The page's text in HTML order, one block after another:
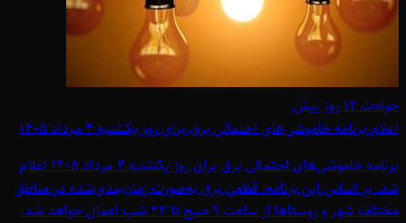
حوادث۱۲ روز پیش
اعلام برنامه خاموشی‌های احتمالی برق برای روز یکشنبه 4 مرداد 1405
برنامه خاموشی‌های احتمالی برق برای روز یکشنبه 4 مرداد 1405 اعلام
شد. بر اساس این برنامه، قطعی برق به‌صورت زمان‌بندی‌شده در مناطق
مختلف شهر و روستاها از ساعت 9 صبح تا 23 شب اعمال خواهد شد.